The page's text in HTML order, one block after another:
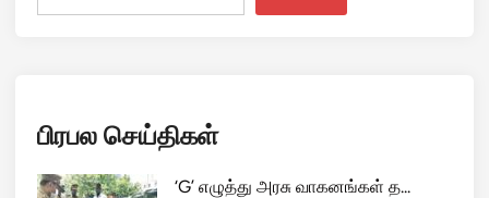
பிரபல செய்திகள்
‘G’ எழுத்து அரசு வாகனங்கள் த...